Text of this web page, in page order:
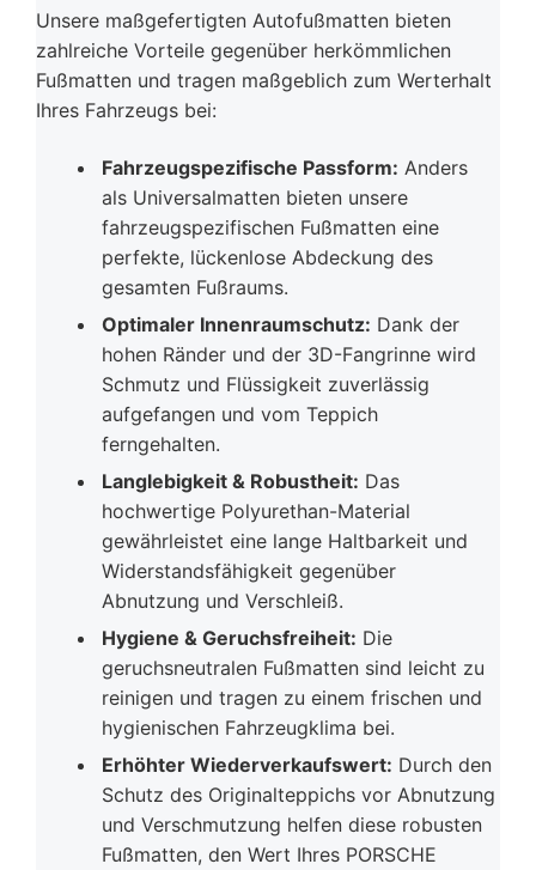
Unsere maßgefertigten Autofußmatten bieten
zahlreiche Vorteile gegenüber herkömmlichen
Fußmatten und tragen maßgeblich zum Werterhalt
Ihres Fahrzeugs bei:
Fahrzeugspezifische Passform: Anders
als Universalmatten bieten unsere
fahrzeugspezifischen Fußmatten eine
perfekte, lückenlose Abdeckung des
gesamten Fußraums.
Optimaler Innenraumschutz: Dank der
hohen Ränder und der 3D-Fangrinne wird
Schmutz und Flüssigkeit zuverlässig
aufgefangen und vom Teppich
ferngehalten.
Langlebigkeit & Robustheit: Das
hochwertige Polyurethan-Material
gewährleistet eine lange Haltbarkeit und
Widerstandsfähigkeit gegenüber
Abnutzung und Verschleiß.
Hygiene & Geruchsfreiheit: Die
geruchsneutralen Fußmatten sind leicht zu
reinigen und tragen zu einem frischen und
hygienischen Fahrzeugklima bei.
Erhöhter Wiederverkaufswert: Durch den
Schutz des Originalteppichs vor Abnutzung
und Verschmutzung helfen diese robusten
Fußmatten, den Wert Ihres PORSCHE